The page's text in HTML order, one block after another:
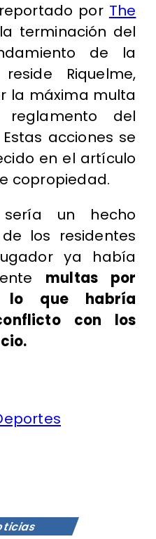
por The
terminación del
de la
Riquelme,
la máxima multa
del
acciones se
en el artículo
copropiedad.
un hecho
los residentes
ya había
multas por
lo que habría
con los